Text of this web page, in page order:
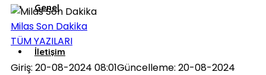
Genel
İletişim
Milas Son Dakika
TÜM YAZILARI
Giriş: 20-08-2024 08:01Güncelleme: 20-08-2024